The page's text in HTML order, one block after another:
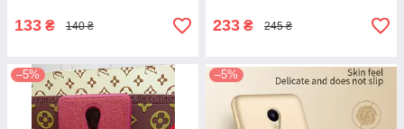
133 ₴ 140 ₴ 233 ₴ 245 ₴
–5% –5%